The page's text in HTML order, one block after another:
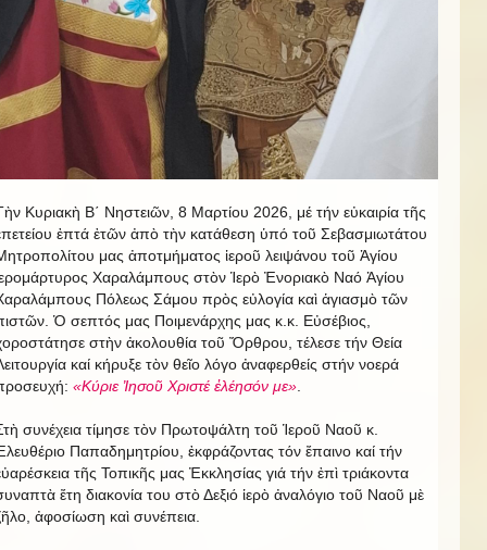
Κυριακὴ Β΄ Νηστειῶν, 8 Μαρτίου 2026, μέ τήν εὐκαιρία τῆς
ἐπτά ἐτῶν ἀπὸ τὴν κατάθεση ὑπό τοῦ Σεβασμιωτάτου
μας ἀποτμήματος ἱεροῦ λειψάνου τοῦ Ἁγίου
Χαραλάμπους στὸν Ἱερὸ Ἐνοριακὸ Ναό Ἁγίου
Πόλεως Σάμου πρὸς εὐλογία καὶ ἁγιασμὸ τῶν
Ὁ σεπτός μας Ποιμενάρχης μας κ.κ. Εὐσέβιος,
στὴν ἀκολουθία τοῦ Ὄρθρου, τέλεσε τήν Θεία
καί κήρυξε τὸν θεῖο λόγο ἀναφερθείς στήν νοερά
«Κύριε Ἰησοῦ Χριστέ ἐλέησόν με».
συνέχεια τίμησε τὸν Πρωτοψάλτη τοῦ Ἱεροῦ Ναοῦ κ.
Παπαδημητρίου, ἐκφράζοντας τόν ἔπαινο καί τήν
τῆς Τοπικῆς μας Ἐκκλησίας γιά τήν ἐπὶ τριάκοντα
ἔτη διακονία του στὸ Δεξιό ἱερὸ ἀναλόγιο τοῦ Ναοῦ μὲ
ἀφοσίωση καὶ συνέπεια.